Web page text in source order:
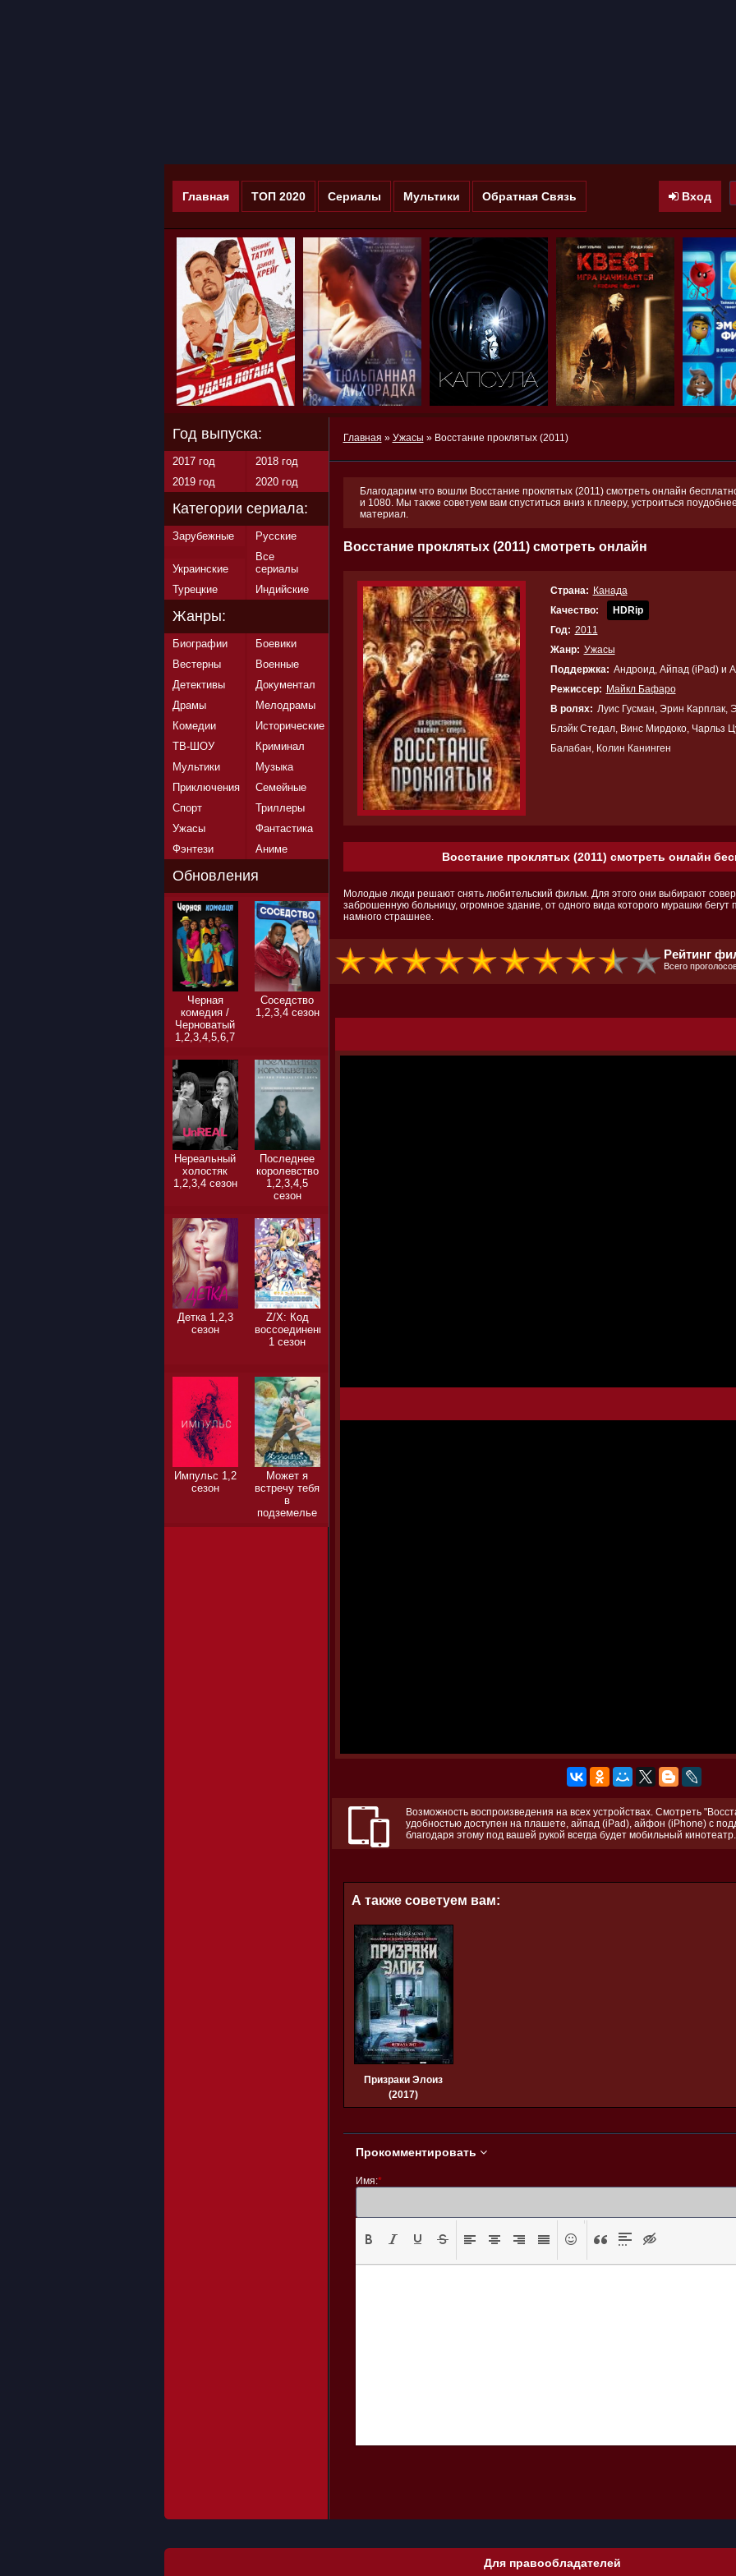
Главная ТОП 2020 Сериалы Мультики Обратная Связь Вход
Главная » Ужасы » Восстание проклятых (2011)
Благодарим что вошли Восстание проклятых (2011) смотреть онлайн
и 1080. Мы также советуем вам спуститься вниз к плееру, устроиться
материал.
Восстание проклятых (2011) смотреть онлайн
Страна: Канада
Качество:
HDRip
Год: 2011
Жанр: Ужасы
Поддержка: Андроид, Айпад (iPad) и
Режиссер: Майкл Бафаро
В ролях: Луис Гусман, Эрин Карплак,
Блэйк Стедал, Винс Мирдоко, Чарльз
Балабан, Колин Канинген
Восстание проклятых (2011) смотреть онлайн
Молодые люди решают снять любительский фильм. Для этого они выбирают
заброшенную больницу, огромное здание, от одного вида которого мурашки бегут
намного страшнее.
Рейтинг
Всего
Возможность воспроизведения на всех устройствах. Смотреть
удобностью доступен на плашете, айпад (iPad), айфон (iPhone) с
благодаря этому под вашей рукой всегда будет мобильный кинотеатр.
А также советуем вам:
Призраки Элоиз
(2017)
Прокомментировать
Имя:*
Год выпуска:
2017 год
2018 год
2019 год
2020 год
Категории сериала:
Зарубежные Русские
Украинские
Все
сериалы
Турецкие
Индийские
Жанры:
Биографии
Боевики
Вестерны
Военные
Детективы
Документал
Драмы
Мелодрамы
Комедии
Исторические
ТВ-ШОУ
Криминал
Мультики
Музыка
Приключения
Семейные
Спорт
Триллеры
Ужасы
Фантастика
Фэнтези
Аниме
Обновления
Черная
комедия /
Черноватый
1,2,3,4,5,6,7
Соседство
1,2,3,4 сезон
Нереальный
холостяк
1,2,3,4 сезон
Последнее
королевство
1,2,3,4,5
сезон
Детка 1,2,3
сезон
Z/X: Код
воссоединения
1 сезон
Импульс 1,2
сезон
Может я
встречу тебя
в
подземелье
1,2,3 сезон
Для правообладателей